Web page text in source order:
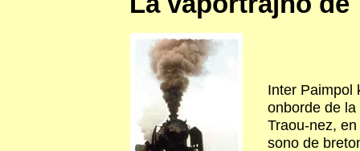
Inter Paimpol
onborde de
Traou-nez,
sono de